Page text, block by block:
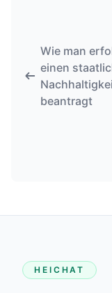
Wie man
einen
beantragt
HEICHAT